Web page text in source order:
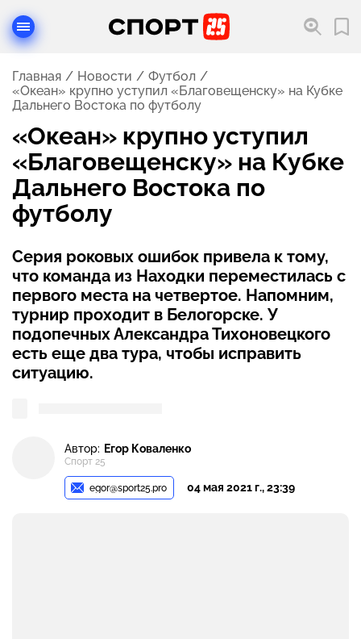
Главная Новости
Футбол
«Океан» крупно уступил «Благовещенску» на Кубке
Дальнего Востока по футболу
«Океан» крупно уступил
«Благовещенску» на Кубке
Дальнего Востока по
футболу
Серия роковых ошибок привела к тому,
что команда из Находки переместилась с
первого места на четвертое. Напомним,
турнир проходит в Белогорске. У
подопечных Александра Тихоновецкого
есть еще два тура, чтобы исправить
ситуацию.
Автор: Егор Коваленко
Спорт 25
egor@sport25.pro 04 мая 2021 г., 23:39